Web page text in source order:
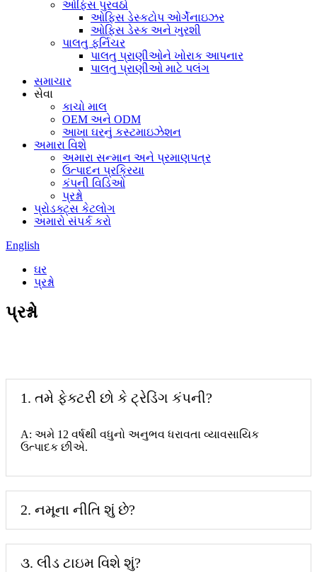
ઓફિસ પુરવઠો
ઓફિસ ડેસ્કટોપ ઓર્ગેનાઇઝર
ઓફિસ ડેસ્ક અને ખુરશી
પાલતુ ફર્નિચર
પાલતુ પ્રાણીઓને ખોરાક આપનાર
પાલતુ પ્રાણીઓ માટે પલંગ
સમાચાર
સેવા
કાચો માલ
OEM અને ODM
આખા ઘરનું કસ્ટમાઇઝેશન
અમારા વિશે
અમારા સન્માન અને પ્રમાણપત્ર
ઉત્પાદન પ્રક્રિયા
કંપની વિડિઓ
પ્રશ્નો
પ્રોડક્ટ્સ કેટલોગ
અમારો સંપર્ક કરો
English
ઘર
પ્રશ્નો
પ્રશ્નો
1. તમે ફેક્ટરી છો કે ટ્રેડિંગ કંપની?
A: અમે 12 વર્ષથી વધુનો અનુભવ ધરાવતા વ્યાવસાયિક
ઉત્પાદક છીએ.
2. નમૂના નીતિ શું છે?
૩. લીડ ટાઇમ વિશે શું?